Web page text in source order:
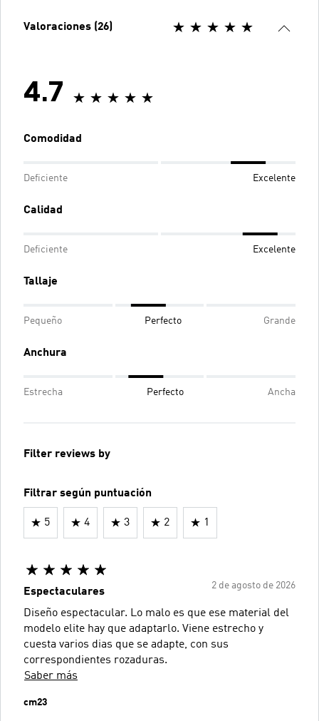
Valoraciones (26)
4.7
Comodidad
Deficiente Excelente
Calidad
Deficiente Excelente
Tallaje
Pequeño Perfecto Grande
Anchura
Estrecha Perfecto Ancha
Filter reviews by
Filtrar según puntuación
5 4 3 2 1
2 de agosto de 2026
Espectaculares
Diseño espectacular. Lo malo es que ese material del
modelo elite hay que adaptarlo. Viene estrecho y
cuesta varios dias que se adapte, con sus
correspondientes rozaduras.
Saber más
cm23